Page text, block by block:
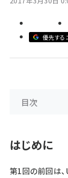
abc123
優先する
目次
はじめに
第1回の前回は